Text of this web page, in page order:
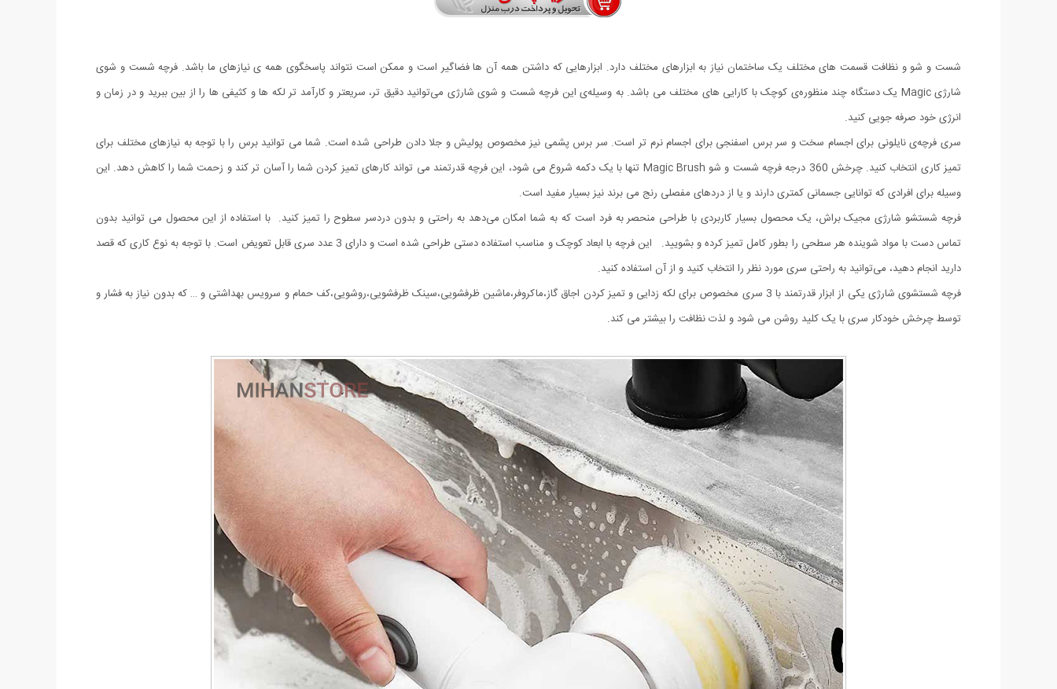
شست و شو و نظافت قسمت های مختلف یک ساختمان نیاز به ابزارهای مختلف دارد. ابزارهایی که داشتن همه آن ها فضاگیر است و ممکن است نتواند پاسخگوی همه ی نیازهای ما باشد. فرچه شست و شوی
شارژی Magic یک دستگاه چند منظوره‌ی کوچک با کارایی های مختلف می باشد. به وسیله‌ی این فرچه شست و شوی شارژی می‌توانید دقیق تر، سریعتر و کارآمد تر لکه ها و کثیفی ها را از بین ببرید و در زمان و
انرژی خود صرفه جویی کنید.
سری فرچه‌ی نایلونی برای اجسام سخت و سر برس اسفنجی برای اجسام نرم تر است. سر برس پشمی نیز مخصوص پولیش و جلا دادن طراحی شده است. شما می توانید برس را با توجه به نیازهای مختلف برای
تمیز کاری انتخاب کنید. چرخش 360 درجه فرچه شست و شو Magic Brush تنها با یک دکمه شروع می شود، این فرچه قدرتمند می تواند کارهای تمیز کردن شما را آسان تر کند و زحمت شما را کاهش دهد. این
وسیله برای افرادی که توانایی جسمانی کمتری دارند و یا از دردهای مفصلی رنج می برند نیز بسیار مفید است.
فرچه شستشو شارژی مجیک براش، یک محصول بسیار کاربردی با طراحی منحصر به فرد است که به شما امکان می‌دهد به راحتی و بدون دردسر سطوح را تمیز کنید. با استفاده از این محصول می توانید بدون
تماس دست با مواد شوینده هر سطحی را بطور کامل تمیز کرده و بشویید. این فرچه با ابعاد کوچک و مناسب استفاده دستی طراحی شده است و دارای 3 عدد سری قابل تعویض است. با توجه به نوع کاری که قصد
دارید انجام دهید، می‌توانید به راحتی سری مورد نظر را انتخاب کنید و از آن استفاده کنید.
فرچه شستشوی شارژی یکی از ابزار قدرتمند با 3 سری مخصوص برای لکه زدایی و تمیز کردن اجاق گاز،ماکروفر،ماشین ظرفشویی،سینک ظرفشویی،روشویی،کف حمام و سرویس بهداشتی و … که بدون نیاز به فشار و
توسط چرخش خودکار سری با یک کلید روشن می شود و لذت نظافت را بیشتر می کند.